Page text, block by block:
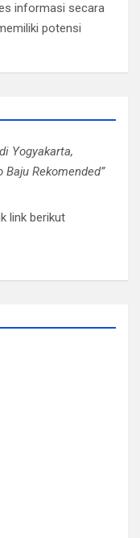
informasi secara
potensi
Yogyakarta,
Rekomended”
link berikut